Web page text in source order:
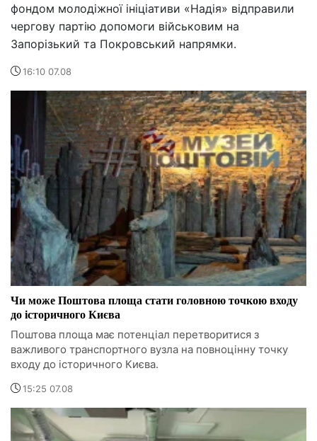
фондом молодіжної ініціативи «Надія» відправили
чергову партію допомоги військовим на
Запорізький та Покровський напрямки.
16:10 07.08
Чи може Поштова площа стати головною точкою входу
до історичного Києва
Поштова площа має потенціал перетворитися з
важливого транспортного вузла на повноцінну точку
входу до історичного Києва.
15:25 07.08